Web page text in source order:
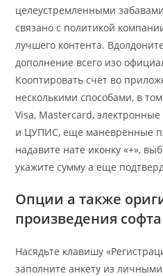
целеустремленными
связано с политикой
лучшего контента.
дополнение всего изо
Кооптировать счёт во
несколькими способами, в
Visa, Mastercard,
и ЦУПИС, еще маневренные
надавите нате иконку «+»,
укажите сумму а еще
Опции а также
произведения
Насядьте клавишу
заполните анкету из